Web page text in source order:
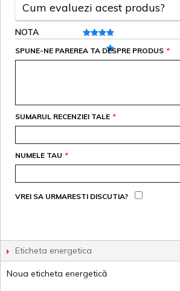
Cum evaluezi acest produs?
NOTA
*
SPUNE-NE PAREREA TA DESPRE PRODUS
*
SUMARUL RECENZIEI TALE
*
NUMELE TAU
VREI SA URMARESTI DISCUTIA?
Eticheta energetica
Noua eticheta energetică